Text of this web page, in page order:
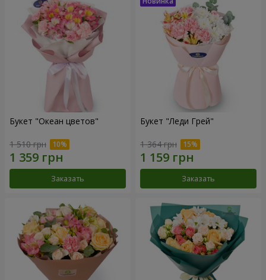
Букет "Океан цветов"
1 510 грн
Заказать
Букет "Леди Грей"
1 364 грн
Заказать